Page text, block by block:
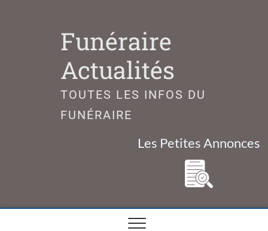
Funéraire
Actualités
TOUTES LES INFOS DU
FUNÉRAIRE
Les Petites Annonces